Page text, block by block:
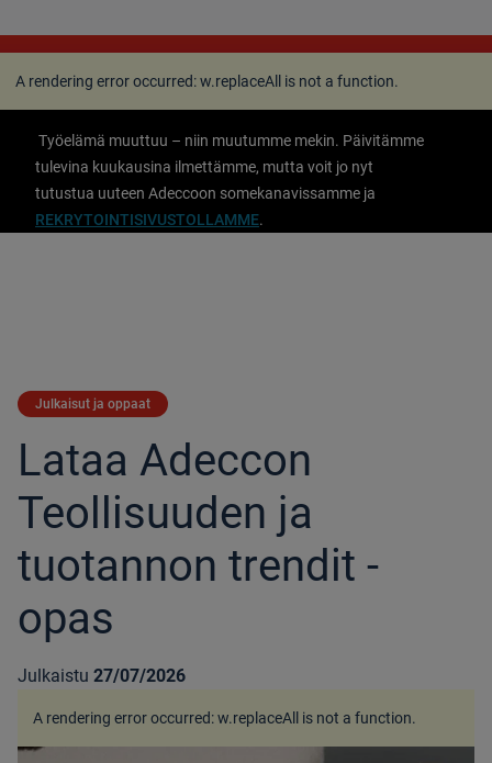
A rendering error occurred:w.replaceAll is not a
function.
A rendering error occurred:w.replaceAll is not a function.
Työelämä muuttuu – niin muutumme mekin. Päivitämme
tulevina kuukausina ilmettämme, mutta voit jo nyt
tutustua uuteen Adeccoon somekanavissamme ja
REKRYTOINTISIVUSTOLLAMME.
Julkaisut ja oppaat
Lataa Adeccon
Teollisuuden ja
tuotannon trendit -
opas
Julkaistu 27/07/2026
A rendering error occurred:w.replaceAll is not a function.